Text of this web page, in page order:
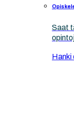
Saat
Hanki